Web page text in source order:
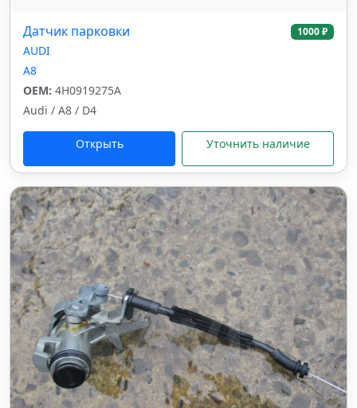
Датчик парковки 1000 ₽
AUDI
A8
OEM: 4H0919275A
Audi / A8 / D4
Открыть Уточнить наличие